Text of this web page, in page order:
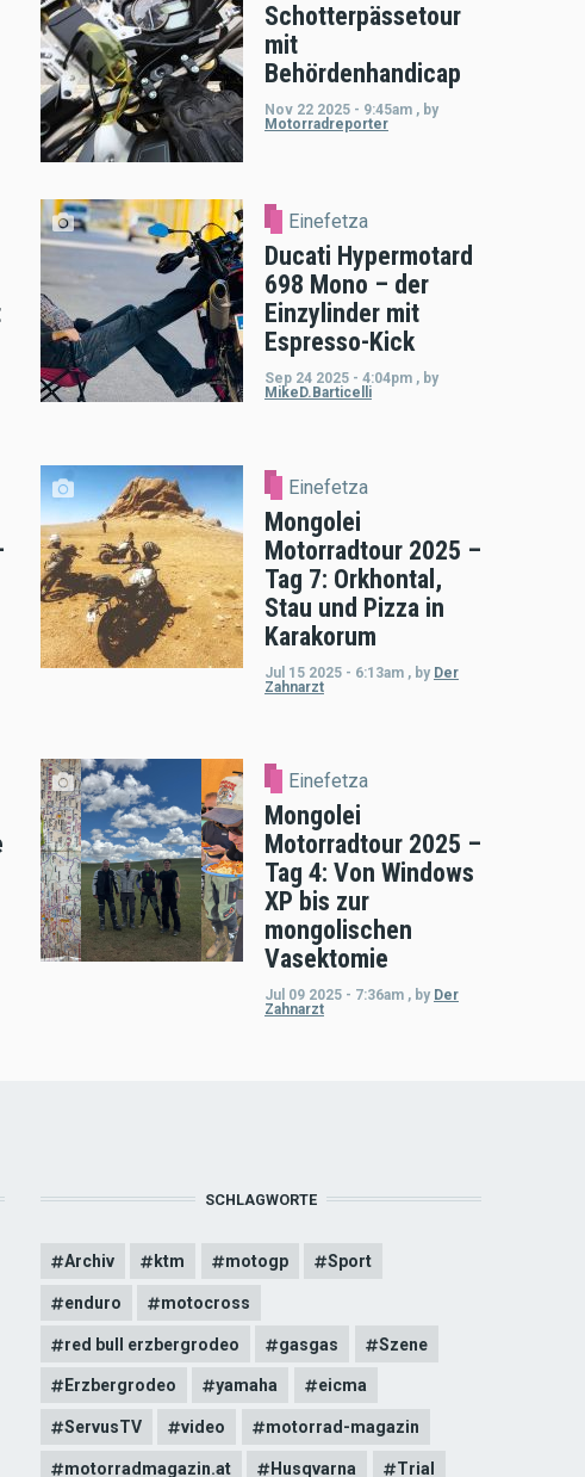
Schotterpässetour
mit
Behördenhandicap
Nov 22 2025 - 9:45am , by
Motorradreporter
Einefetza
Ducati Hypermotard
698 Mono – der
Einzylinder mit
Espresso-Kick
Sep 24 2025 - 4:04pm , by
MikeD.Barticelli
Einefetza
Mongolei
Motorradtour 2025 –
Tag 7: Orkhontal,
Stau und Pizza in
Karakorum
Jul 15 2025 - 6:13am , by Der
Zahnarzt
Einefetza
Mongolei
Motorradtour 2025 –
Tag 4: Von Windows
XP bis zur
mongolischen
Vasektomie
Jul 09 2025 - 7:36am , by Der
Zahnarzt
SCHLAGWORTE
Archiv ktm motogp Sport
enduro motocross
red bull erzbergrodeo gasgas Szene
Erzbergrodeo yamaha eicma
ServusTV video motorrad-magazin
motorradmagazin.at Husqvarna Trial